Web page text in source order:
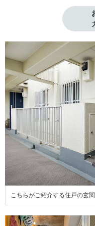
こちらがご紹介する住戸の玄